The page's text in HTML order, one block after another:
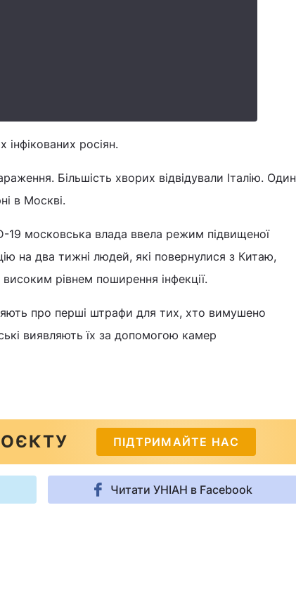
росіян.
Більшість хворих відвідували Італію. Один
в Москві.
19 московська влада ввела режим підвищеної
на два тижні людей, які повернулися з Китаю,
високим рівнем поширення інфекції.
про перші штрафи для тих, хто вимушено
виявляють їх за допомогою камер
ПІДТРИМАЙТЕ НАС
Читати УНІАН в Facebook